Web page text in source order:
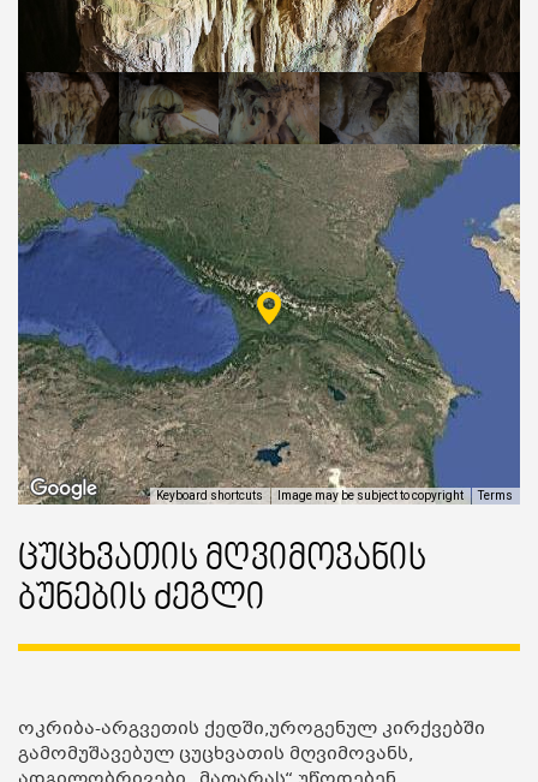
ᲒᲐᲜᲗᲐᲕᲡᲔᲑᲐ ᲓᲐ ᲙᲕᲔᲑᲐ
ᲡᲐᲧᲘᲓᲔᲚᲘ ᲜᲘᲕᲗᲔᲑᲘ
ᲒᲖᲐᲛᲙᲕᲚᲔᲕᲘ
Keyboard shortcuts Image may be subject to copyright Terms
Ცუცხვათის Მღვიმოვანის
Ბუნების Ძეგლი
ოკრიბა-არგვეთის ქედში,უროგენულ კირქვებში
გამომუშავებულ ცუცხვათის მღვიმოვანს,